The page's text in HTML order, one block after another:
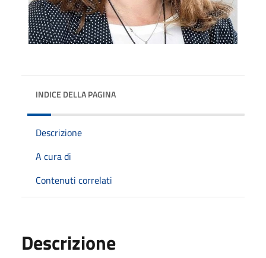
INDICE DELLA PAGINA
Descrizione
A cura di
Contenuti correlati
Descrizione